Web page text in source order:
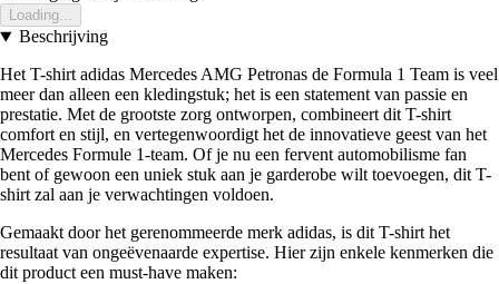
Loading...
Beschrijving
Het T-shirt adidas Mercedes AMG Petronas de Formula 1 Team is veel
meer dan alleen een kledingstuk; het is een statement van passie en
prestatie. Met de grootste zorg ontworpen, combineert dit T-shirt
comfort en stijl, en vertegenwoordigt het de innovatieve geest van het
Mercedes Formule 1-team. Of je nu een fervent automobilisme fan
bent of gewoon een uniek stuk aan je garderobe wilt toevoegen, dit T-
shirt zal aan je verwachtingen voldoen.
Gemaakt door het gerenommeerde merk adidas, is dit T-shirt het
resultaat van ongeëvenaarde expertise. Hier zijn enkele kenmerken die
dit product een must-have maken: